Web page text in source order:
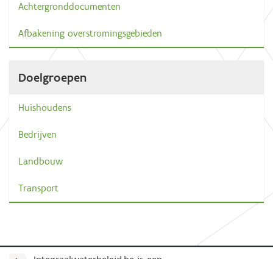
Achtergronddocumenten
Afbakening overstromingsgebieden
Doelgroepen
Huishoudens
Bedrijven
Landbouw
Transport